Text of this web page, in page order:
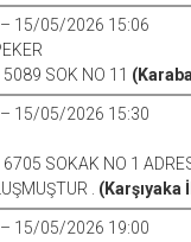
15/05/2026 15:06
SOK NO 11
15/05/2026 15:30
SOKAK NO 1
. (Karşıyaka
15/05/2026 19:00